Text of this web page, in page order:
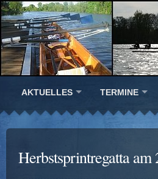
AKTUELLES TERMINE
Herbstsprintregatta am